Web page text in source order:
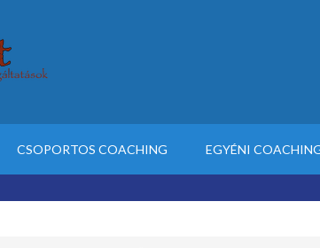
CSOPORTOS COACHING EGYÉNI